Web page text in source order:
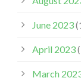
June 2023
April 2023
March